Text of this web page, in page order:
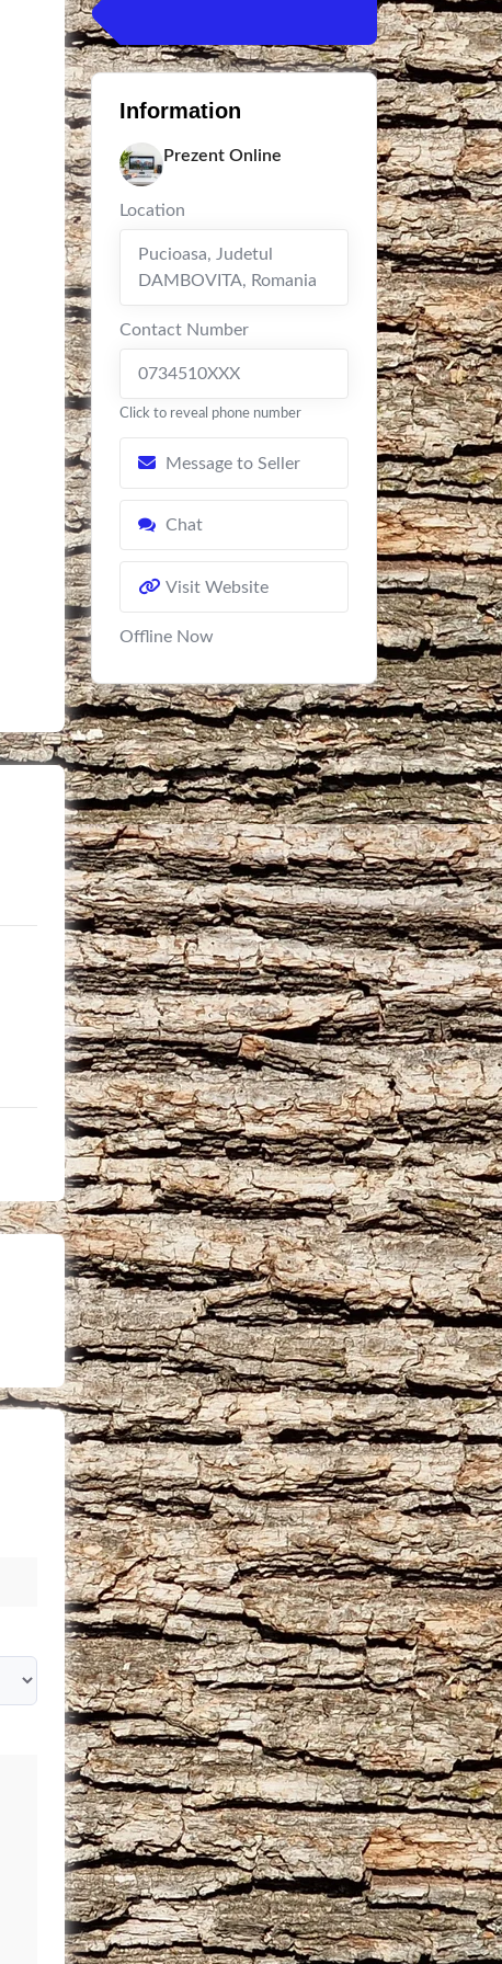
Information
Prezent Online
Location
Pucioasa, Judetul
DAMBOVITA, Romania
Contact Number
0734510XXX
Click to reveal phone number
Message to Seller
Chat
Visit Website
Offline Now